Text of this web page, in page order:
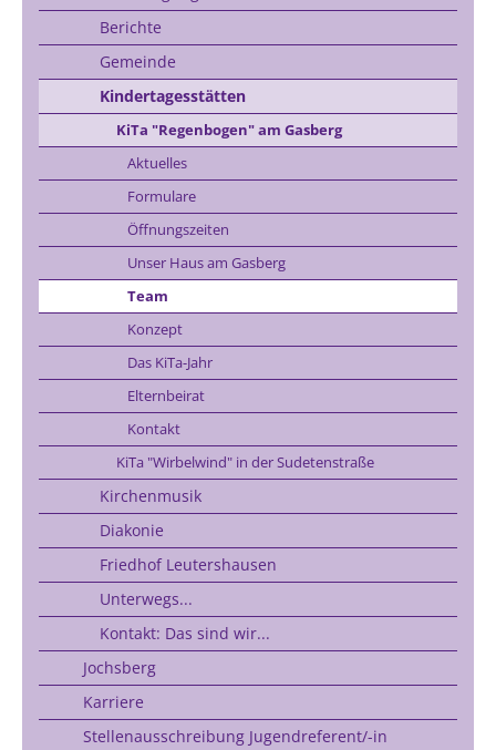
Berichte
Gemeinde
Kindertagesstätten
KiTa "Regenbogen" am Gasberg
Aktuelles
Formulare
Öffnungszeiten
Unser Haus am Gasberg
Team
Konzept
Das KiTa-Jahr
Elternbeirat
Kontakt
KiTa "Wirbelwind" in der Sudetenstraße
Kirchenmusik
Diakonie
Friedhof Leutershausen
Unterwegs...
Kontakt: Das sind wir...
Jochsberg
Karriere
Stellenausschreibung Jugendreferent/-in